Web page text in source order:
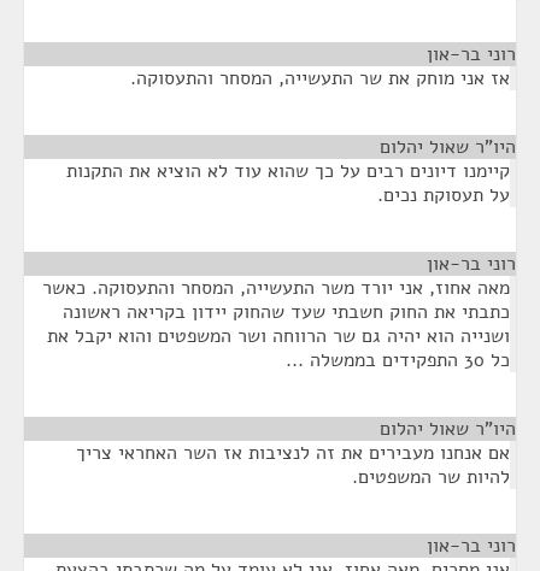
רוני בר-און
אז אני מוחק את שר התעשייה, המסחר והתעסוקה.
היו"ר שאול יהלום
קיימנו דיונים רבים על כך שהוא עוד לא הוציא את התקנות
על תעסוקת נכים.
רוני בר-און
מאה אחוז, אני יורד משר התעשייה, המסחר והתעסוקה. כאשר
כתבתי את החוק חשבתי שעד שהחוק יידון בקריאה ראשונה
ושנייה הוא יהיה גם שר הרווחה ושר המשפטים והוא יקבל את
כל 30 התפקידים בממשלה ...
היו"ר שאול יהלום
אם אנחנו מעבירים את זה לנציבות אז השר האחראי צריך
להיות שר המשפטים.
רוני בר-און